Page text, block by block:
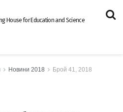
House for Education and Science
Новини 2018 Брой 41, 2018